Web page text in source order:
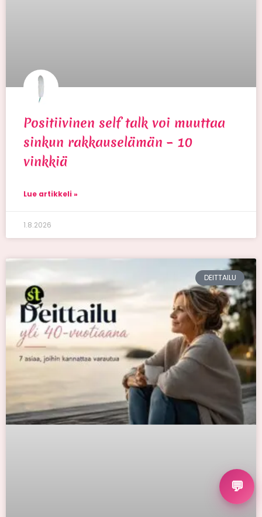
Positiivinen self talk voi muuttaa
sinkun rakkauselämän – 10
vinkkiä
Lue artikkeli »
1.8.2026
DEITTAILU
💬